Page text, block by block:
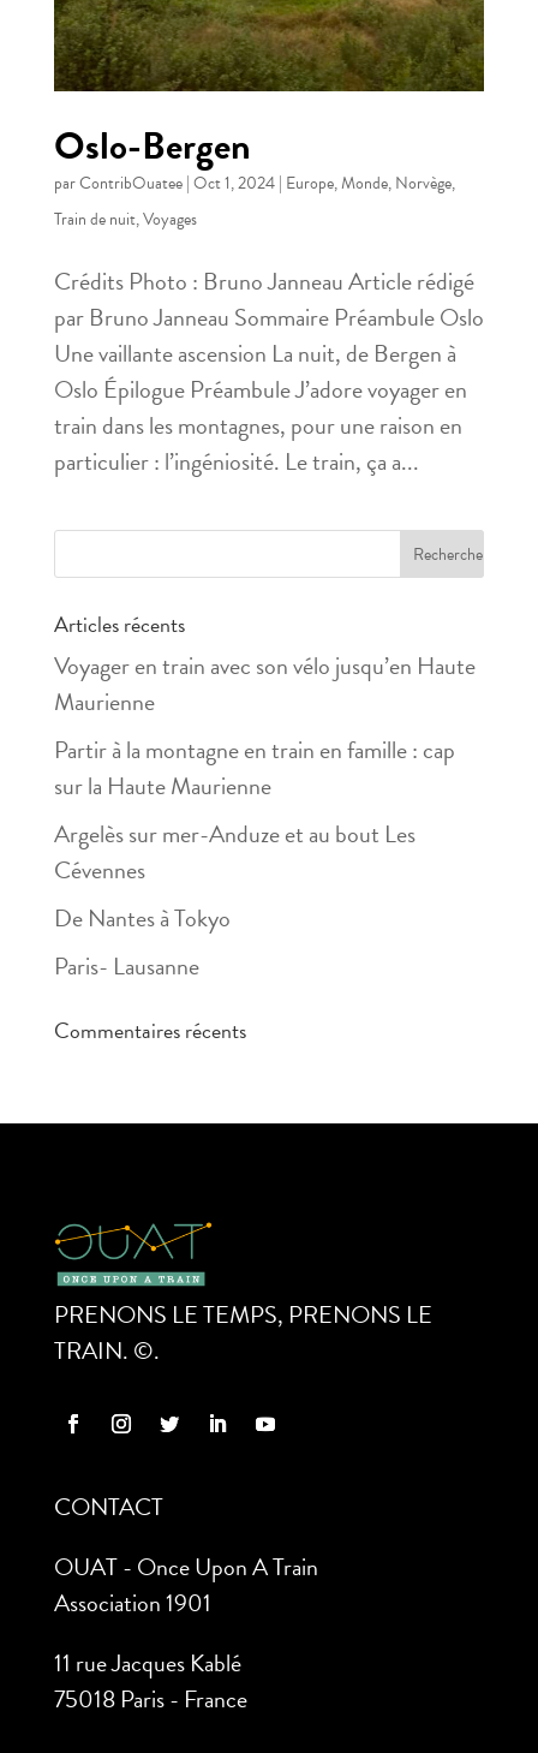
Oslo-Bergen
parContribOuatee|Oct 1, 2024| Europe,Monde,Norvège,
Train de nuit,Voyages
Crédits Photo : Bruno Janneau Article rédigé
par Bruno Janneau Sommaire Préambule Oslo
Une vaillante ascension La nuit, de Bergen à
Oslo Épilogue Préambule J’adore voyager en
train dans les montagnes, pour une raison en
particulier : l’ingéniosité. Le train, ça a...
Articles récents
Voyager en train avec son vélo jusqu’en Haute
Maurienne
Partir à la montagne en train en famille : cap
sur la Haute Maurienne
Argelès sur mer-Anduze et au bout Les
Cévennes
De Nantes à Tokyo
Paris- Lausanne
Commentaires récents
PRENONS LE TEMPS, PRENONS LE
TRAIN. ©.
CONTACT
OUAT - Once Upon A Train
Association 1901
11 rue Jacques Kablé
75018 Paris - France